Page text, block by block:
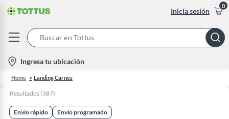
Inicia sesión
0
Bar
location-
icon
Ingresa tu ubicación
Home Landing Carnes
Resultados (387)
Envío rápido Envío programado